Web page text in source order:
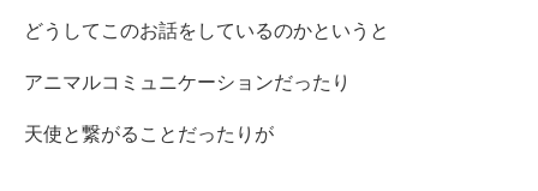
どうしてこのお話をしているのかというと
アニマルコミュニケーションだったり
天使と繋がることだったりが